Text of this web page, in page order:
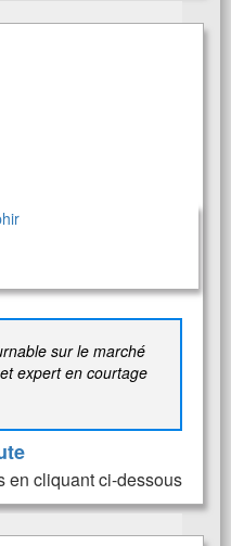
sur le marché
expert en courtage
en cliquant ci-dessous